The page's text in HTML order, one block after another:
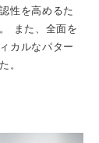
性を高めるた
また、全面を
カルなパター
。